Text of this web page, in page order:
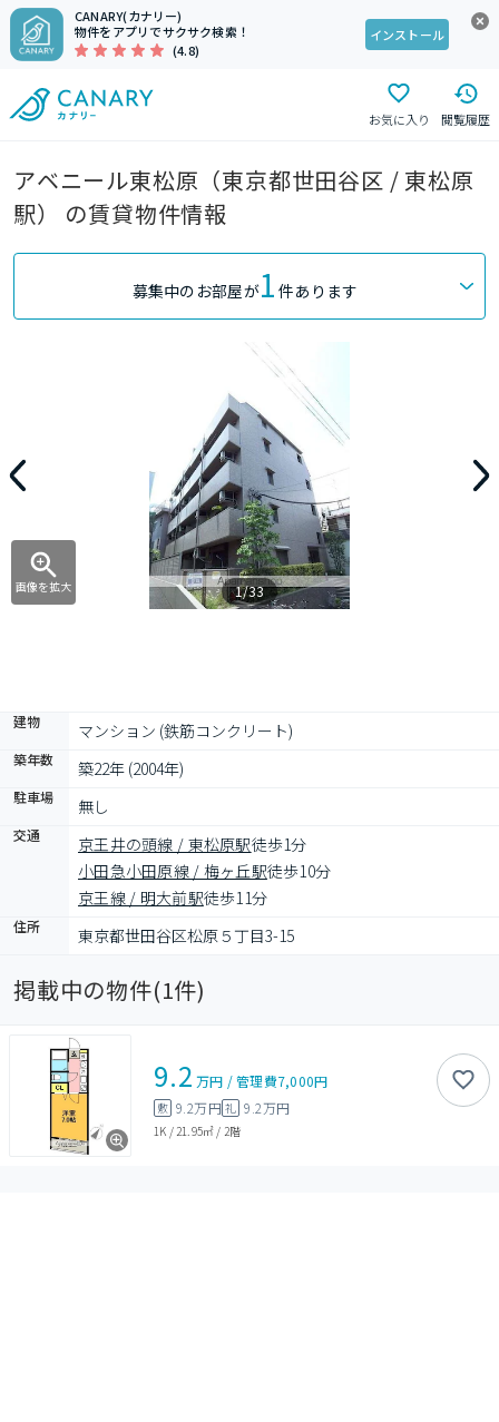
CANARY(カナリー)
物件をアプリでサクサク検索！
(4.8)
インストール
お気に入り 閲覧履歴
アベニール東松原（東京都世田谷区 / 東松原
駅） の賃貸物件情報
募集中のお部屋が1 件あります
画像を拡大 1/33
建物 マンション (鉄筋コンクリート)
築年数 築22年 (2004年)
駐車場 無し
交通 京王井の頭線 / 東松原駅徒歩1分
小田急小田原線 / 梅ヶ丘駅徒歩10分
京王線 / 明大前駅徒歩11分
住所 東京都世田谷区松原５丁目3-15
掲載中の物件(1件)
9.2 万円 /管理費7,000円
敷 9.2万円礼 9.2万円
1K / 21.95㎡ / 2階